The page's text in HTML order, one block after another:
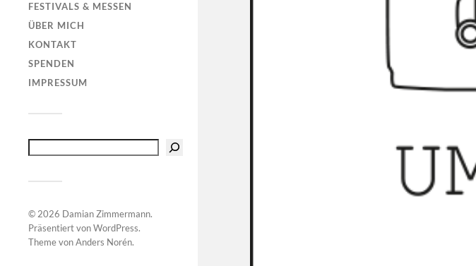
FESTIVALS & MESSEN
ÜBER MICH
KONTAKT
SPENDEN
IMPRESSUM
© 2026 Damian Zimmermann.
Präsentiert vonWordPress.
Theme vonAnders Norén.